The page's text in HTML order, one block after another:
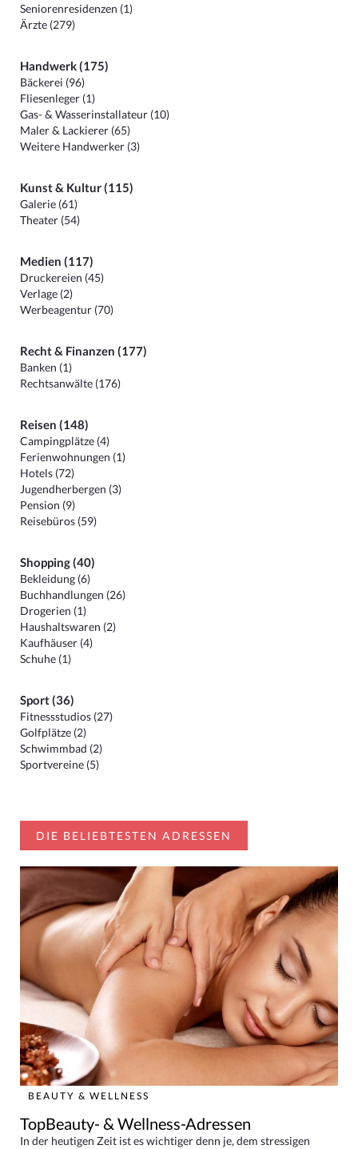
Seniorenresidenzen (1)
Ärzte (279)
Handwerk (175)
Bäckerei (96)
Fliesenleger (1)
Gas- & Wasserinstallateur (10)
Maler & Lackierer (65)
Weitere Handwerker (3)
Kunst & Kultur (115)
Galerie (61)
Theater (54)
Medien (117)
Druckereien (45)
Verlage (2)
Werbeagentur (70)
Recht & Finanzen (177)
Banken (1)
Rechtsanwälte (176)
Reisen (148)
Campingplätze (4)
Ferienwohnungen (1)
Hotels (72)
Jugendherbergen (3)
Pension (9)
Reisebüros (59)
Shopping (40)
Bekleidung (6)
Buchhandlungen (26)
Drogerien (1)
Haushaltswaren (2)
Kaufhäuser (4)
Schuhe (1)
Sport (36)
Fitnessstudios (27)
Golfplätze (2)
Schwimmbad (2)
Sportvereine (5)
DIE BELIEBTESTEN ADRESSEN
BEAUTY & WELLNESS
TopBeauty- & Wellness-Adressen
In der heutigen Zeit ist es wichtiger denn je, dem stressigen